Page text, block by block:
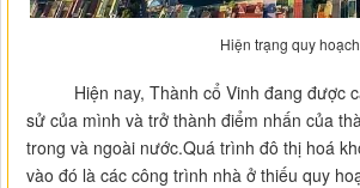
Hiện trạng quy
Hiện nay, Thành cổ Vinh đang được
sử của mình và trở thành điểm nhấn của
trong và ngoài nước.Quá trình đô thị hoá
vào đó là các công trình nhà ở thiếu quy